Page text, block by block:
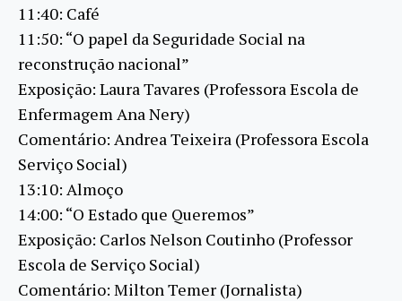
11:40: Café
11:50: “O papel da Seguridade Social na
reconstrução nacional”
Exposição: Laura Tavares (Professora Escola de
Enfermagem Ana Nery)
Comentário: Andrea Teixeira (Professora Escola
Serviço Social)
13:10: Almoço
14:00: “O Estado que Queremos”
Exposição: Carlos Nelson Coutinho (Professor
Escola de Serviço Social)
Comentário: Milton Temer (Jornalista)